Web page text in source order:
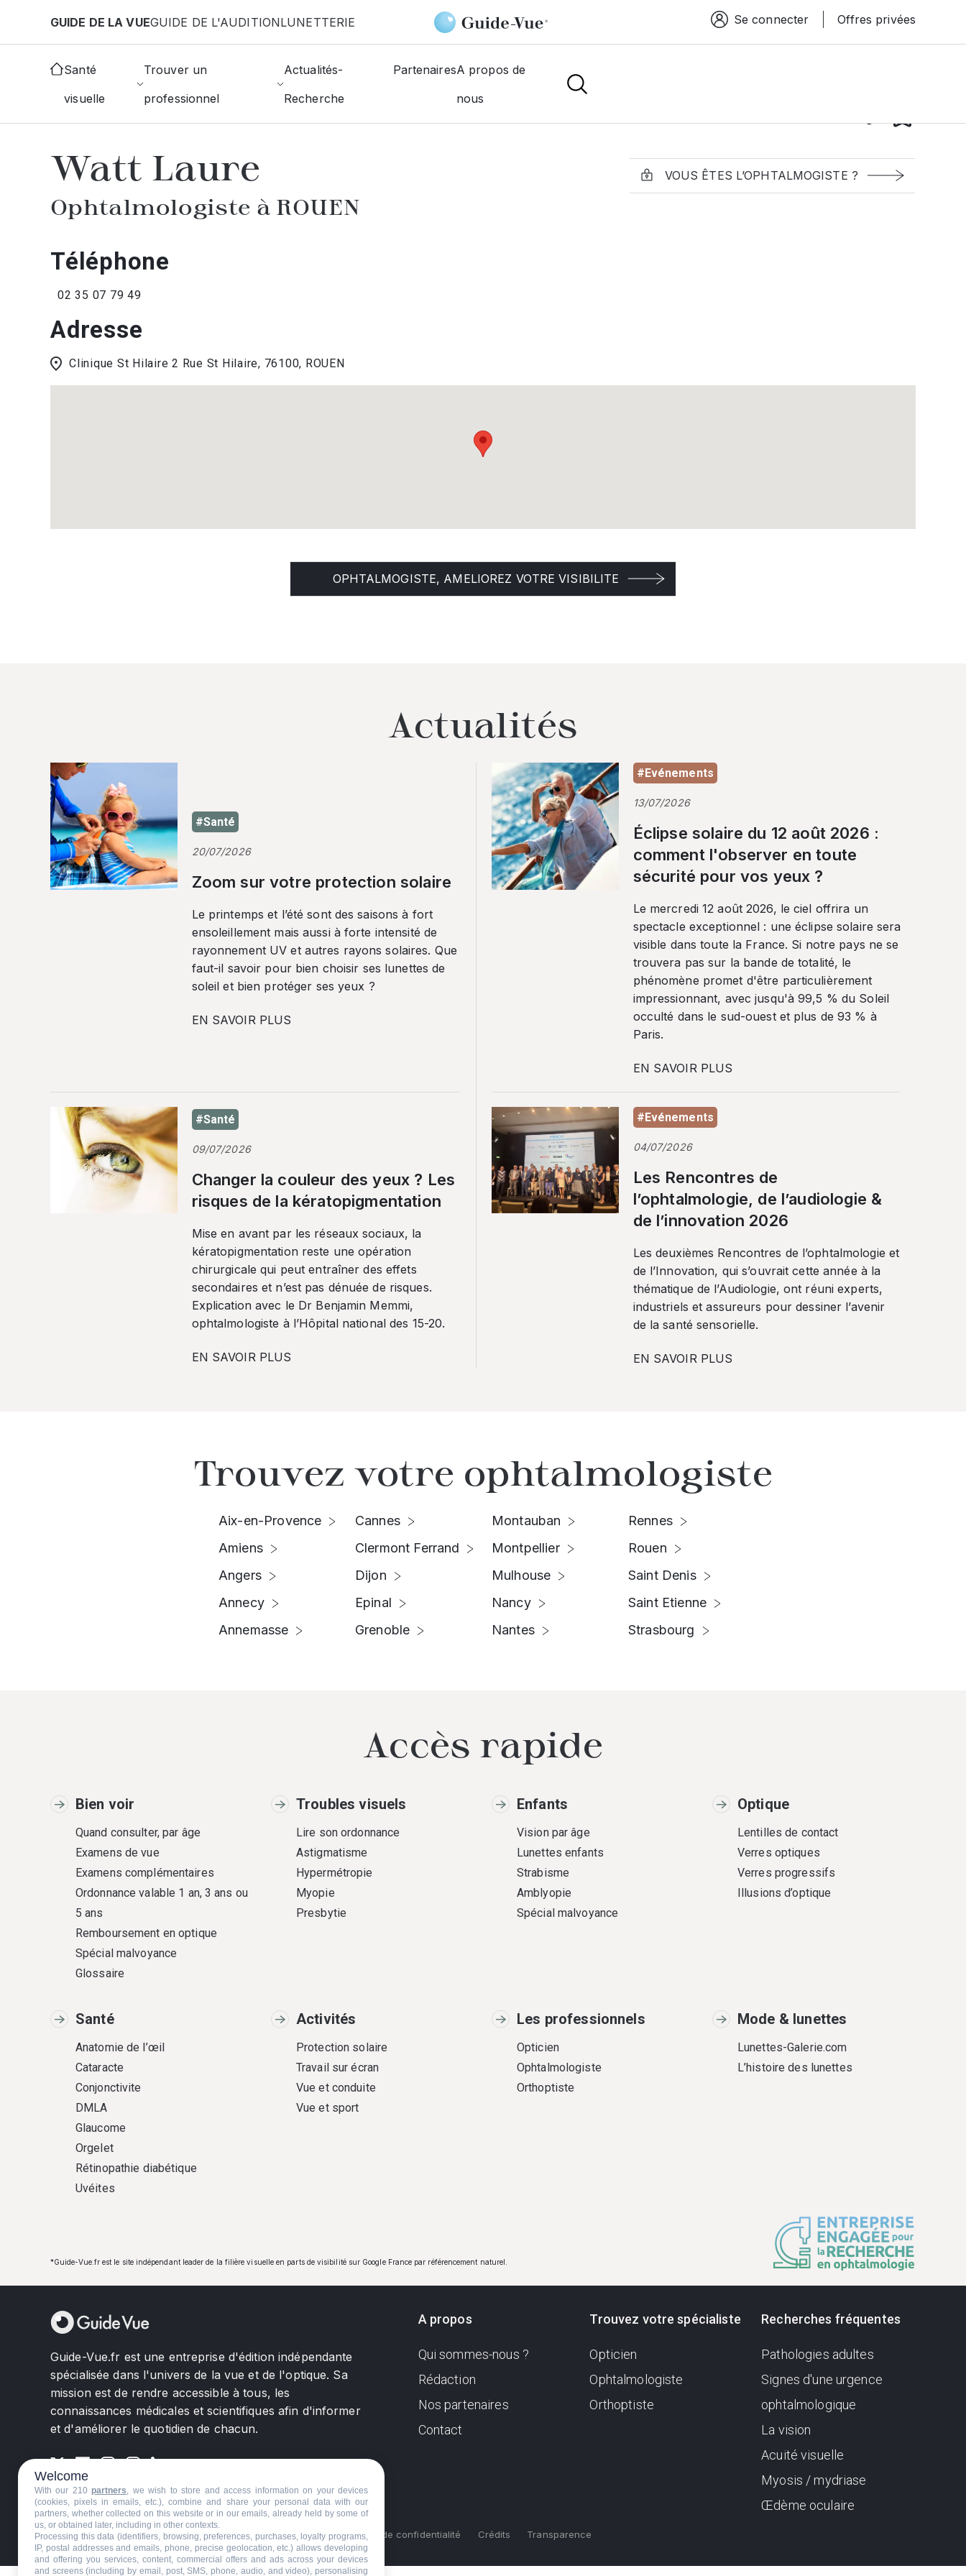
GUIDE DE LA VUEGUIDE DE L'AUDITIONLUNETTERIE Espace connexion
Se connecter Offres privées
Santé
visuelle
Trouver un
professionnel
Actualités-
Recherche
PartenairesA propos de
nous
Accueil Annuaire des ophtalmologistes Rouen Watt Laure
Watt Laure
Ophtalmologiste à ROUEN
VOUS ÊTES L’OPHTALMOGISTE ?
Téléphone
02 35 07 79 49
Adresse
Clinique St Hilaire 2 Rue St Hilaire, 76100, ROUEN
OPHTALMOGISTE, AMELIOREZ VOTRE VISIBILITE
Actualités
#Santé
20/07/2026
Zoom sur votre protection solaire
Le printemps et l’été sont des saisons à fort
ensoleillement mais aussi à forte intensité de
rayonnement UV et autres rayons solaires. Que
faut-il savoir pour bien choisir ses lunettes de
soleil et bien protéger ses yeux ?
EN SAVOIR PLUS
#Evénements
13/07/2026
Éclipse solaire du 12 août 2026 :
comment l'observer en toute
sécurité pour vos yeux ?
Le mercredi 12 août 2026, le ciel offrira un
spectacle exceptionnel : une éclipse solaire sera
visible dans toute la France. Si notre pays ne se
trouvera pas sur la bande de totalité, le
phénomène promet d'être particulièrement
impressionnant, avec jusqu'à 99,5 % du Soleil
occulté dans le sud-ouest et plus de 93 % à
Paris.
EN SAVOIR PLUS
#Santé
09/07/2026
Changer la couleur des yeux ? Les
risques de la kératopigmentation
Mise en avant par les réseaux sociaux, la
kératopigmentation reste une opération
chirurgicale qui peut entraîner des effets
secondaires et n’est pas dénuée de risques.
Explication avec le Dr Benjamin Memmi,
ophtalmologiste à l’Hôpital national des 15-20.
EN SAVOIR PLUS
#Evénements
04/07/2026
Les Rencontres de
l’ophtalmologie, de l’audiologie &
de l’innovation 2026
Les deuxièmes Rencontres de l’ophtalmologie et
de l’Innovation, qui s’ouvrait cette année à la
thématique de l’Audiologie, ont réuni experts,
industriels et assureurs pour dessiner l’avenir
de la santé sensorielle.
EN SAVOIR PLUS
Trouvez votre ophtalmologiste
Aix-en-Provence
Amiens
Angers
Annecy
Annemasse
Cannes
Clermont Ferrand
Dijon
Epinal
Grenoble
Montauban
Montpellier
Mulhouse
Nancy
Nantes
Rennes
Rouen
Saint Denis
Saint Etienne
Strasbourg
Accès rapide
Bien voir
Quand consulter, par âge
Examens de vue
Examens complémentaires
Ordonnance valable 1 an, 3 ans ou
5 ans
Remboursement en optique
Spécial malvoyance
Glossaire
Troubles visuels
Lire son ordonnance
Astigmatisme
Hypermétropie
Myopie
Presbytie
Enfants
Vision par âge
Lunettes enfants
Strabisme
Amblyopie
Spécial malvoyance
Optique
Lentilles de contact
Verres optiques
Verres progressifs
Illusions d’optique
Santé
Anatomie de l’œil
Cataracte
Conjonctivite
DMLA
Glaucome
Orgelet
Rétinopathie diabétique
Uvéites
Activités
Protection solaire
Travail sur écran
Vue et conduite
Vue et sport
Les professionnels
Opticien
Ophtalmologiste
Orthoptiste
Mode & lunettes
Lunettes-Galerie.com
L’histoire des lunettes
*Guide-Vue.fr est le site indépendant leader de la filière visuelle en parts de visibilité sur Google France par référencement naturel.
Guide-Vue.fr est une entreprise d'édition indépendante
spécialisée dans l'univers de la vue et de l'optique. Sa
mission est de rendre accessible à tous, les
connaissances médicales et scientifiques afin d'informer
et d'améliorer le quotidien de chacun.
A propos
Qui sommes-nous ?
Rédaction
Nos partenaires
Contact
Trouvez votre spécialiste
Opticien
Ophtalmologiste
Orthoptiste
Recherches fréquentes
Pathologies adultes
Signes d'une urgence
ophtalmologique
La vision
Acuité visuelle
Myosis / mydriase
Œdème oculaire
©GuideVue2024 Charte d'utilisation Mentions légales Politique de confidentialité Crédits Transparence
Welcome
With our 210 partners, we wish to store and access information on your devices
(cookies, pixels in emails, etc.), combine and share your personal data with our
partners, whether collected on this website or in our emails, already held by some of
us, or obtained later, including in other contexts.
Processing this data (identifiers, browsing, preferences, purchases, loyalty programs,
IP, postal addresses and emails, phone, precise geolocation, etc.) allows developing
and offering you services, content, commercial offers and ads across your devices
and screens (including by email, post, SMS, phone, audio, and video), personalising